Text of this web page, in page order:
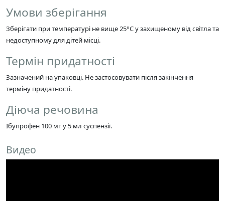
Умови зберігання
Зберігати при температурі не вище 25°C у захищеному від світла та
недоступному для дітей місці.
Термін придатності
Зазначений на упаковці. Не застосовувати після закінчення
терміну придатності.
Діюча речовина
Ібупрофен 100 мг у 5 мл суспензії.
Видео